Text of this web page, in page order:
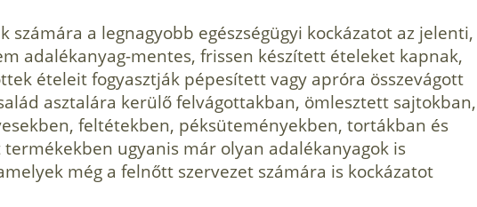
számára a legnagyobb egészségügyi kockázatot az jelenti,
adalékanyag-mentes, frissen készített ételeket kapnak,
ételeit fogyasztják pépesített vagy apróra összevágott
asztalára kerülő felvágottakban, ömlesztett sajtokban,
feltétekben, péksüteményekben, tortákban és
ugyanis már olyan adalékanyagok is
még a felnőtt szervezet számára is kockázatot